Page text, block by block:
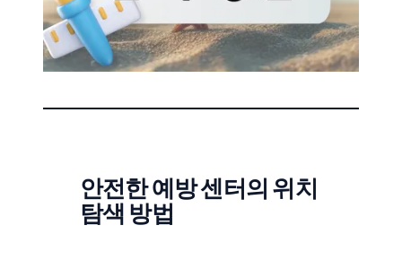
안전한 예방 센터의 위치
탐색 방법